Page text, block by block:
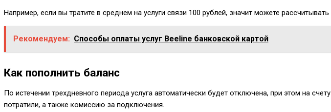
Например, если вы тратите в среднем на услуги связи 100 рублей, значит можете
Рекомендуем: Способы оплаты услуг Beeline банковской картой
Как пополнить баланс
По истечении трехдневного периода услуга автоматически будет отключена, при этом на
потратили, а также комиссию за подключения.